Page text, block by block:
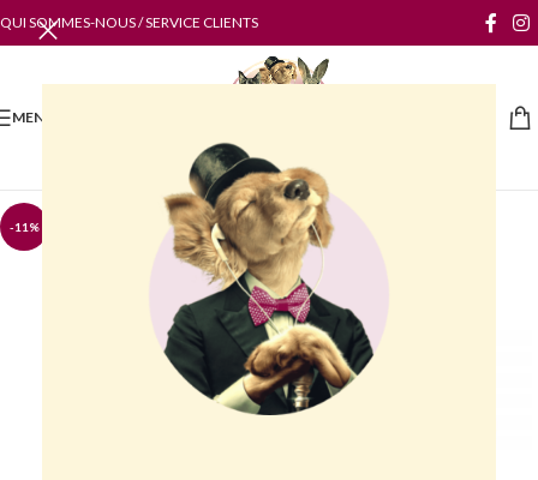
QUI SOMMES-NOUS / SERVICE CLIENTS
MENU
-11%